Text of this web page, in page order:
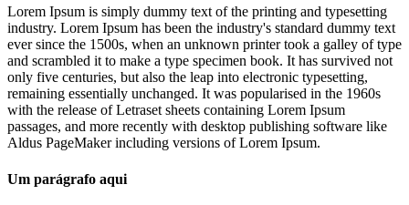
Lorem Ipsum is simply dummy text of the printing and typesetting
industry. Lorem Ipsum has been the industry's standard dummy text
ever since the 1500s, when an unknown printer took a galley of type
and scrambled it to make a type specimen book. It has survived not
only five centuries, but also the leap into electronic typesetting,
remaining essentially unchanged. It was popularised in the 1960s
with the release of Letraset sheets containing Lorem Ipsum
passages, and more recently with desktop publishing software like
Aldus PageMaker including versions of Lorem Ipsum.
Um parágrafo aqui